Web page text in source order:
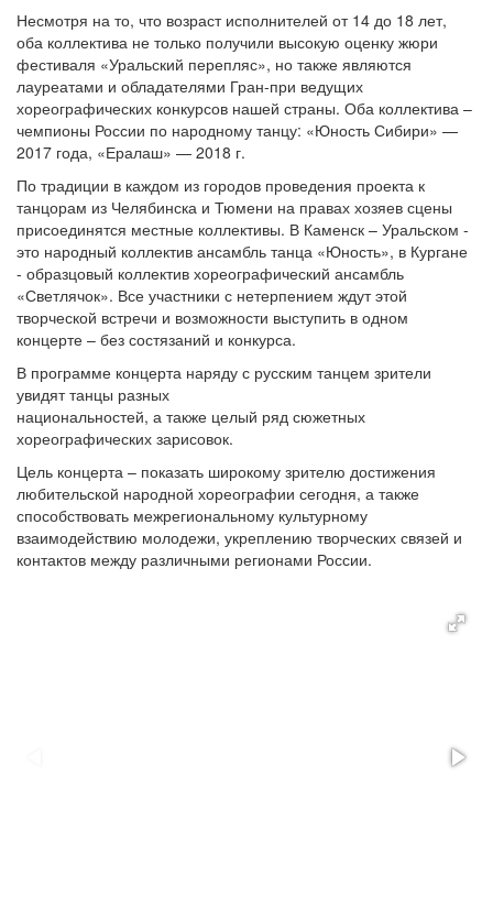
Несмотря на то, что возраст исполнителей от 14 до 18 лет,
оба коллектива не только получили высокую оценку жюри
фестиваля «Уральский перепляс», но также являются
лауреатами и обладателями Гран-при ведущих
хореографических конкурсов нашей страны. Оба коллектива –
чемпионы России по народному танцу: «Юность Сибири» —
2017 года, «Ералаш» — 2018 г.
По традиции в каждом из городов проведения проекта к
танцорам из Челябинска и Тюмени на правах хозяев сцены
присоединятся местные коллективы. В Каменск – Уральском -
это народный коллектив ансамбль танца «Юность», в Кургане
- образцовый коллектив хореографический ансамбль
«Светлячок». Все участники с нетерпением ждут этой
творческой встречи и возможности выступить в одном
концерте – без состязаний и конкурса.
В программе концерта наряду с русским танцем зрители
увидят танцы разных
национальностей, а также целый ряд сюжетных
хореографических зарисовок.
Цель концерта – показать широкому зрителю достижения
любительской народной хореографии сегодня, а также
способствовать межрегиональному культурному
взаимодействию молодежи, укреплению творческих связей и
контактов между различными регионами России.